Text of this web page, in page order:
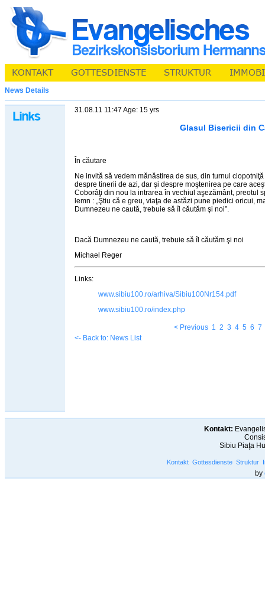
News Details
31.08.11 11:47 Age: 15 yrs
Glasul Bisericii din
În căutare
Ne invită să vedem mănăstirea de sus, din turnul
despre tinerii de azi, dar şi despre moştenirea pe care
Coborâţi din nou la intrarea în vechiul aşezământ, preotul
lemn : „Ştiu că e greu, viaţa de astăzi pune piedici oricui,
Dumnezeu ne caută, trebuie să îl căutăm şi noi”.
Dacă Dumnezeu ne caută, trebuie să îl căutăm şi noi
Michael Reger
Links:
www.sibiu100.ro/arhiva/Sibiu100Nr154.pdf
www.sibiu100.ro/index.php
< Previous 1 2 3 4 5 6 7
<- Back to: News List
Kontakt:
Sibiu Piaţa
Kontakt Gottesdienste Struktur
by